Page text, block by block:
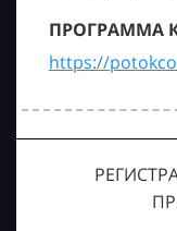
ПРОГРАММА
https://